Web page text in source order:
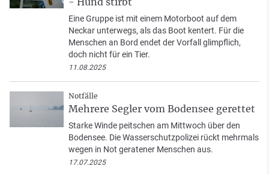
Eine Gruppe ist mit einem Motorboot auf dem
Neckar unterwegs, als das Boot kentert. Für die
Menschen an Bord endet der Vorfall glimpflich,
doch nicht für ein Tier.
11.08.2025
Notfälle
Mehrere Segler vom Bodensee gerettet
Starke Winde peitschen am Mittwoch über den
Bodensee. Die Wasserschutzpolizei rückt mehrmals
wegen in Not geratener Menschen aus.
17.07.2025